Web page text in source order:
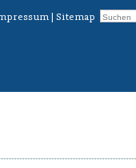
| Sitemap